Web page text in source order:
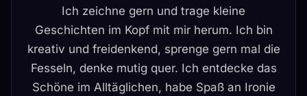
Ich zeichne gern und trage kleine
Geschichten im Kopf mit mir herum. Ich bin
kreativ und freidenkend, sprenge gern mal die
Fesseln, denke mutig quer. Ich entdecke das
Schöne im Alltäglichen, habe Spaß an Ironie